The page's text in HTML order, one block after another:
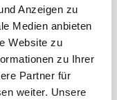
Anzeigen zu
Medien anbieten
Website zu
zu Ihrer
Partner für
weiter. Unsere